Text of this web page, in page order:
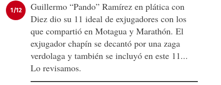
1/12
Guillermo “Pando” Ramírez en plática con
Diez dio su 11 ideal de exjugadores con los
que compartió en Motagua y Marathón. El
exjugador chapín se decantó por una zaga
verdolaga y también se incluyó en este 11...
Lo revisamos.